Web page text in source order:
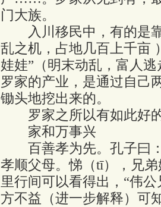
门大族。
入川移民中，有的是靠
乱之机，占地几百上千亩
娃娃”（明末动乱，富人
罗家的产业，是通过自己
锄头地挖出来的。
罗家之所以有如此好的
家和万事兴
百善孝为先。孔子曰：
孝顺父母。悌（tī），兄
里行间可以看得出，“伟
方不益（进一步解释）可